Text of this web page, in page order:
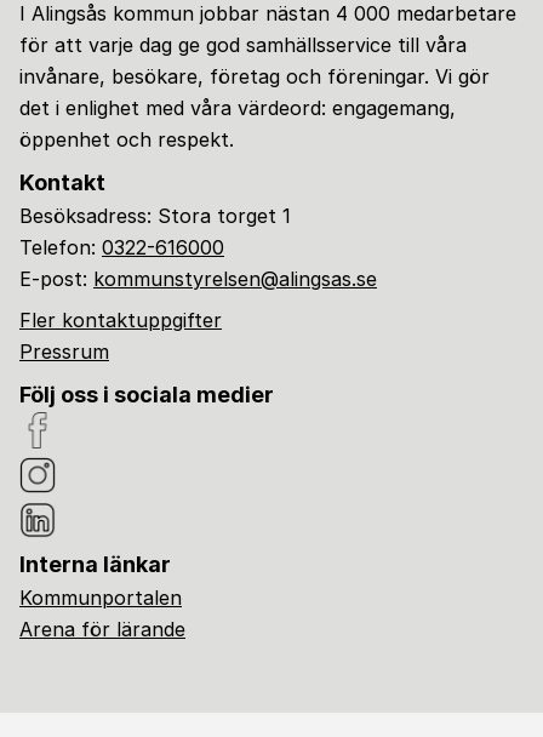
I Alingsås kommun jobbar nästan 4 000 medarbetare
för att varje dag ge god samhällsservice till våra
invånare, besökare, företag och föreningar. Vi gör
det i enlighet med våra värdeord: engagemang,
öppenhet och respekt.
Kontakt
Besöksadress: Stora torget 1
Telefon: 0322-616000
E-post: kommunstyrelsen@alingsas.se
Fler kontaktuppgifter
Pressrum
Följ oss i sociala medier
Interna länkar
Kommunportalen
Arena för lärande